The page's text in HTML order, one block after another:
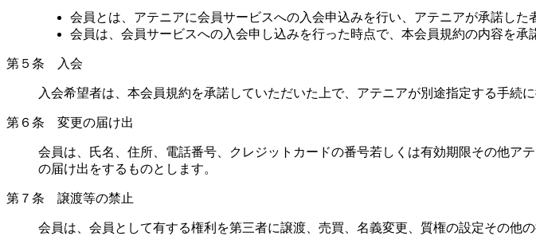
会員とは、アテニアに会員サービスへの入会申込みを行い、アテニアが承諾し
会員は、会員サービスへの入会申し込みを行った時点で、本会員規約の内容を承
第５条 入会
入会希望者は、本会員規約を承諾していただいた上で、アテニアが別途指定する手続
第６条 変更の届け出
会員は、氏名、住所、電話番号、クレジットカードの番号若しくは有効期限その他
の届け出をするものとします。
第７条 譲渡等の禁止
会員は、会員として有する権利を第三者に譲渡、売買、名義変更、質権の設定その他